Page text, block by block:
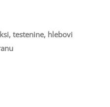
testenine, hlebovi